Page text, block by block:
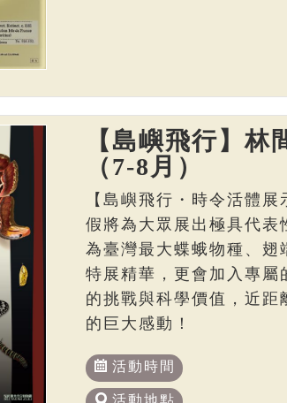
【島嶼飛行】
（7-8月）
【島嶼飛行・時令活體
假將為大眾展出極具代表
為臺灣最大蝶蛾物種、翅
特展精華，更會加入專屬
的挑戰與科學價值，近
的巨大感動！
活動時間
活動地點